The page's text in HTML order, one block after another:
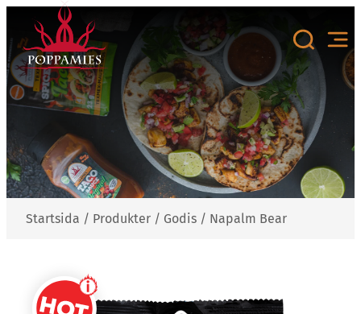
innehåll
Startsida / Produkter / Godis / Napalm Bear